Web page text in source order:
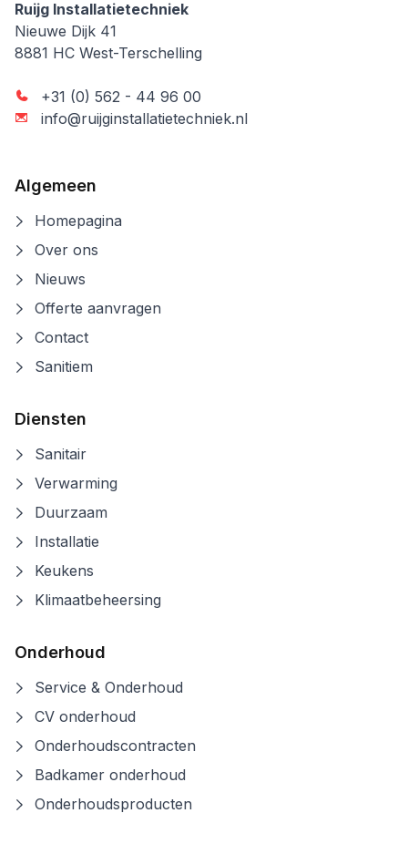
Ruijg Installatietechniek
Ruijg Installatietechniek
Nieuwe Dijk 41
8881 HC West-Terschelling
+31 (0) 562 - 44 96 00
info@ruijginstallatietechniek.nl
Algemeen
Homepagina
Over ons
Nieuws
Offerte aanvragen
Contact
Sanitiem
Diensten
Sanitair
Verwarming
Duurzaam
Installatie
Keukens
Klimaatbeheersing
Onderhoud
Service & Onderhoud
CV onderhoud
Onderhoudscontracten
Badkamer onderhoud
Onderhoudsproducten